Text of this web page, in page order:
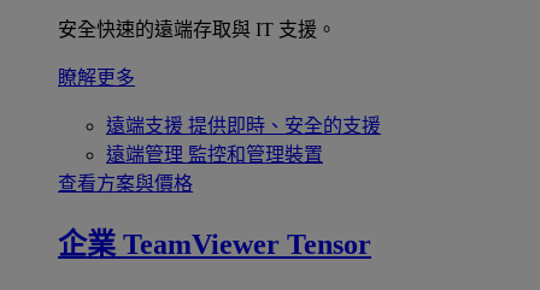
安全快速的遠端存取與 IT 支援。
瞭解更多
遠端支援 提供即時、安全的支援
遠端管理 監控和管理裝置
查看方案與價格
企業 TeamViewer Tensor